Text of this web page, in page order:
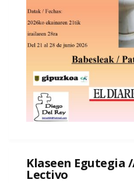
Klaseen Egutegia
Lectivo